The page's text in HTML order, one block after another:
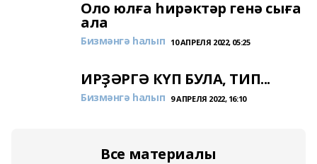
Оло юлға һирәктәр генә сыға
ала
Бизмәнгә һалып 10 АПРЕЛЯ 2022, 05:25
ИРҘӘРГӘ КҮП БУЛА, ТИП...
Бизмәнгә һалып 9 АПРЕЛЯ 2022, 16:10
Все материалы